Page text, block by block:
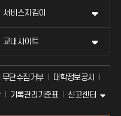
서비스지킴이
교내사이트
무단수집거부
대학정보공시
기록관리기준표 신고센터